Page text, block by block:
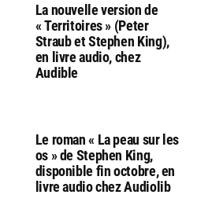
La nouvelle version de
« Territoires » (Peter
Straub et Stephen King),
en livre audio, chez
Audible
Le roman « La peau sur les
os » de Stephen King,
disponible fin octobre, en
livre audio chez Audiolib